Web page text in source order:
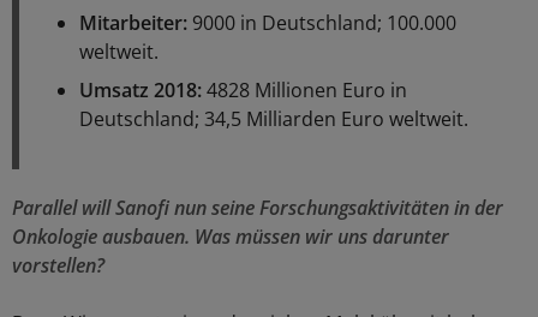
Mitarbeiter: 9000 in Deutschland; 100.000
weltweit.
Umsatz 2018:4828 Millionen Euro in
Deutschland; 34,5 Milliarden Euro weltweit.
Parallel will Sanofi nun seine Forschungsaktivitäten in der
Onkologie ausbauen. Was müssen wir uns darunter
vorstellen?